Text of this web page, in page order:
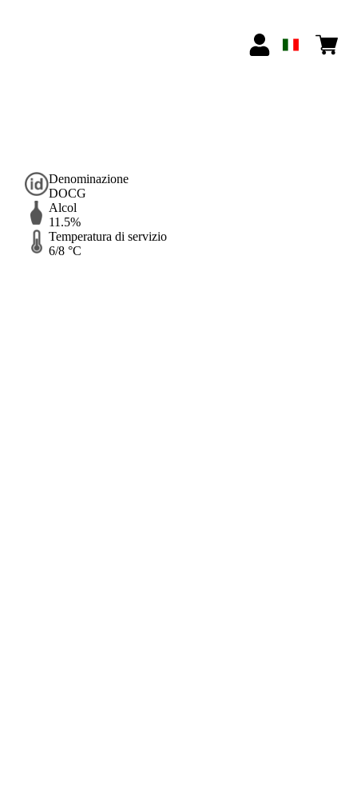
Denominazione
DOCG
Alcol
11.5%
Temperatura di servizio
6/8 °C